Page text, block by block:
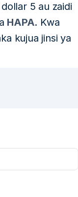
5 au zaidi
HAPA. Kwa
kujua jinsi ya